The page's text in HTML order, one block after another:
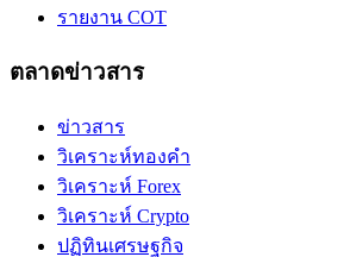
รายงาน COT
ตลาดข่าวสาร
ข่าวสาร
วิเคราะห์ทองคำ
วิเคราะห์ Forex
วิเคราะห์ Crypto
ปฏิทินเศรษฐกิจ